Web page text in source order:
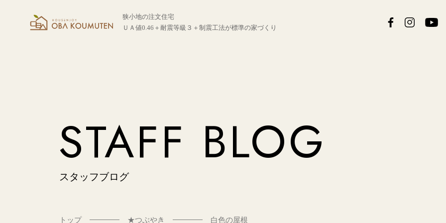
狭小地の注文住宅
ＵＡ値0.46＋耐震等級３＋制震工法が標準の家づくり
STAFF BLOG
スタッフブログ
トップ ★つぶやき 白色の屋根